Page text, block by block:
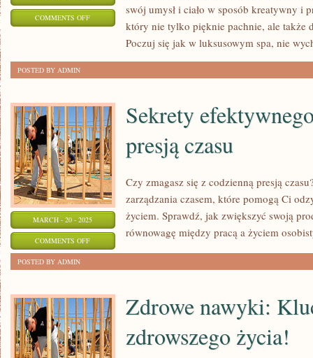
COMMENTS OFFON
RĘKODZIELNICZE
WŁASNE
SPA
W
DOMU
swój umysł i ciało w sposób kreatywny i
który nie tylko pięknie pachnie, ale także
Poczuj się jak w luksusowym spa, nie
POSTED BY ADMIN
MARCH - 20 - 2025
COMMENTS OFFON
ZARZĄDZANIA
PRESJĄ
CZASU
Sekrety
presją czasu
Czy zmagasz się z codzienną presją
zarządzania czasem, które pomogą Ci
życiem. Sprawdź, jak zwiększyć swoją
równowagę między pracą a życiem
POSTED BY ADMIN
Zdrowe nawyki:
zdrowszego życia!